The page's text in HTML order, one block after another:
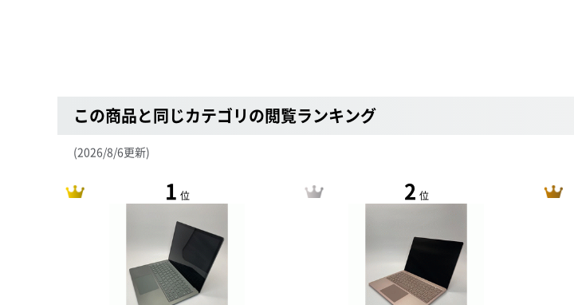
この商品と同じカテゴリの閲覧ランキング
(2026/8/6更新)
1 位 2 位